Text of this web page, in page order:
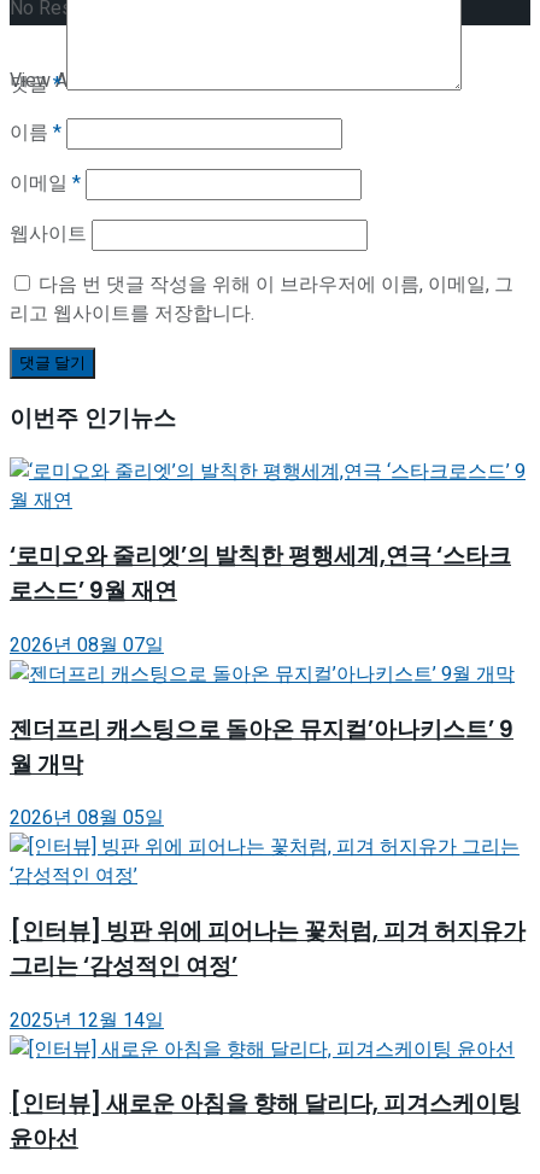
No Result
View All Result
댓글*
이름 *
이메일 *
웹사이트
다음 번 댓글 작성을 위해 이 브라우저에 이름, 이메일, 그
리고 웹사이트를 저장합니다.
이번주 인기뉴스
‘로미오와 줄리엣’의 발칙한 평행세계,연극 ‘스타크
로스드’ 9월 재연
2026년 08월 07일
젠더프리 캐스팅으로 돌아온 뮤지컬’아나키스트’ 9
월 개막
2026년 08월 05일
[인터뷰] 빙판 위에 피어나는 꽃처럼, 피겨 허지유가
그리는 ‘감성적인 여정’
2025년 12월 14일
[인터뷰] 새로운 아침을 향해 달리다, 피겨스케이팅
윤아선